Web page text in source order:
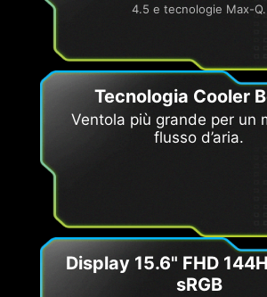
4.5 e tecnologie Max-Q.
Tecnologia Cooler
Ventola più grande per un
flusso d’aria.
Display 15.6" FHD
sRGB